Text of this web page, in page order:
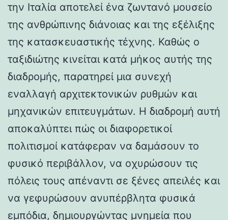
την Ιταλία αποτελεί ένα ζωντανό μουσείο
της ανθρώπινης διάνοιας και της εξέλιξης
της κατασκευαστικής τέχνης. Καθώς ο
ταξιδιώτης κινείται κατά μήκος αυτής της
διαδρομής, παρατηρεί μια συνεχή
εναλλαγή αρχιτεκτονικών ρυθμών και
μηχανικών επιτευγμάτων. Η διαδρομή αυτή
αποκαλύπτει πώς οι διαφορετικοί
πολιτισμοί κατάφεραν να δαμάσουν το
φυσικό περιβάλλον, να οχυρώσουν τις
πόλεις τους απέναντι σε ξένες απειλές και
να γεφυρώσουν ανυπέρβλητα φυσικά
εμπόδια, δημιουργώντας μνημεία που